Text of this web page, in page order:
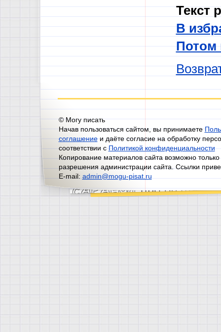
Текст
В
Потом
© Могу писать
Начав пользоваться сайтом, вы принимаете
соглашениеи даёте согласие на обработку
соответствии сПолитикой конфиденциальности
Копирование материалов сайта возможно
разрешения администрации сайта. Ссылки
E-mail: admin@mogu-pisat.ru